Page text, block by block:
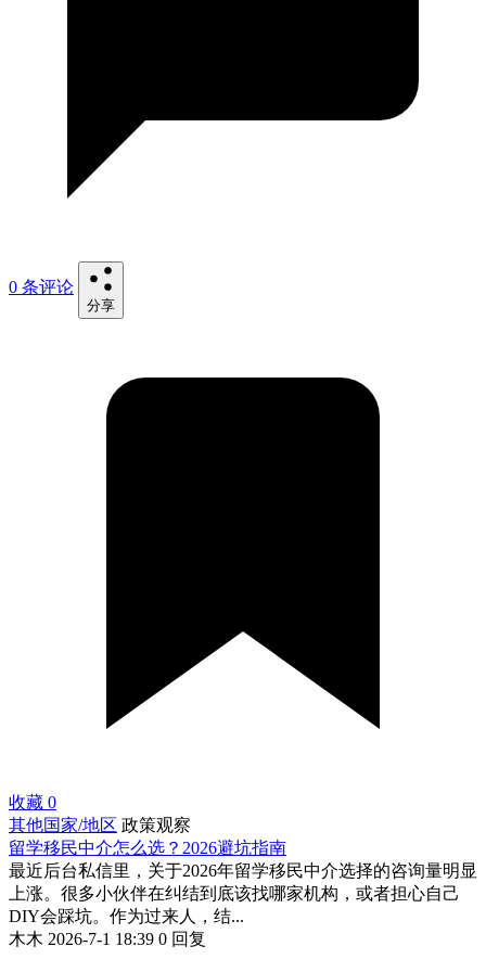
0 条评论
分享
收藏 0
其他国家/地区 政策观察
留学移民中介怎么选？2026避坑指南
最近后台私信里，关于2026年留学移民中介选择的咨询量明显
上涨。很多小伙伴在纠结到底该找哪家机构，或者担心自己
DIY会踩坑。作为过来人，结...
木木 2026-7-1 18:39 0 回复